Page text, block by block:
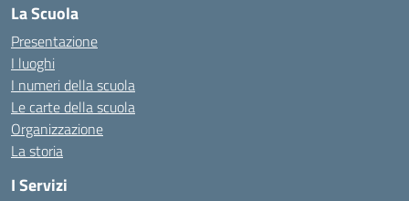
La Scuola
Presentazione
I luoghi
I numeri della scuola
Le carte della scuola
Organizzazione
La storia
I Servizi